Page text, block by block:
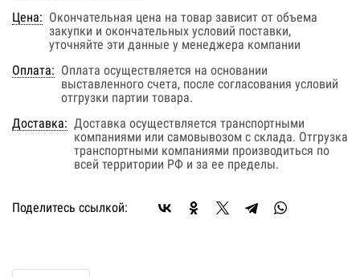
Цена: Окончательная цена на товар зависит от объема
закупки и окончательных условий поставки,
уточняйте эти данные у менеджера компании
Оплата: Оплата осуществляется на основании
выставленного счета, после согласования условий
отгрузки партии товара.
Доставка: Доставка осуществляется транспортными
компаниями или самовывозом с склада. Отгрузка
транспортными компаниями производиться по
всей территории РФ и за ее пределы.
Поделитесь ссылкой: